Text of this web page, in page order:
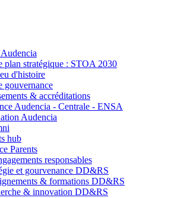
plan stratégique : STOA 2030
d'histoire
gouvernance
& accréditations
Audencia - Centrale - ENSA
Audencia
hub
Parents
responsables
et gourvenance DD&RS
& formations DD&RS
& innovation DD&RS